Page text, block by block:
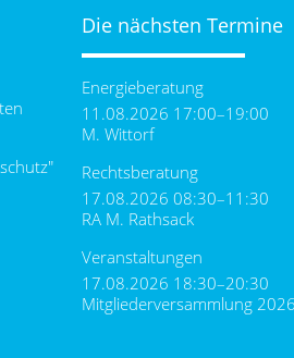
Die nächsten Termine
Energieberatung
11.08.2026 17:00–19:00
M. Wittorf
Rechtsberatung
17.08.2026 08:30–11:30
RA M. Rathsack
Veranstaltungen
17.08.2026 18:30–20:30
Mitgliederversammlung 2026